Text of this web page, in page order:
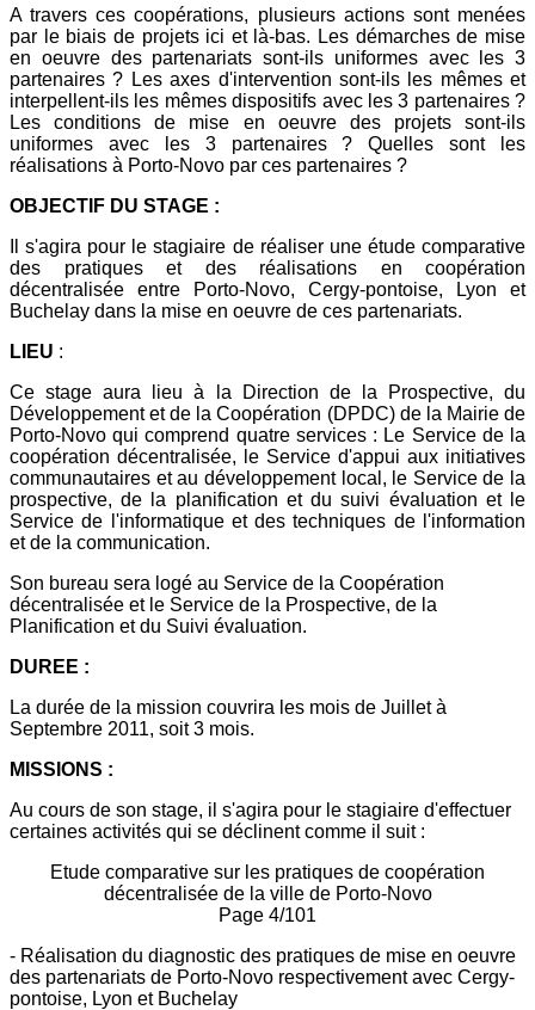
A travers ces coopérations, plusieurs actions sont menées
par le biais de projets ici et là-bas. Les démarches de mise
en oeuvre des partenariats sont-ils uniformes avec les 3
partenaires ? Les axes d'intervention sont-ils les mêmes et
interpellent-ils les mêmes dispositifs avec les 3 partenaires ?
Les conditions de mise en oeuvre des projets sont-ils
uniformes avec les 3 partenaires ? Quelles sont les
réalisations à Porto-Novo par ces partenaires ?
OBJECTIF DU STAGE :
Il s'agira pour le stagiaire de réaliser une étude comparative
des pratiques et des réalisations en coopération
décentralisée entre Porto-Novo, Cergy-pontoise, Lyon et
Buchelay dans la mise en oeuvre de ces partenariats.
LIEU :
Ce stage aura lieu à la Direction de la Prospective, du
Développement et de la Coopération (DPDC) de la Mairie de
Porto-Novo qui comprend quatre services : Le Service de la
coopération décentralisée, le Service d'appui aux initiatives
communautaires et au développement local, le Service de la
prospective, de la planification et du suivi évaluation et le
Service de l'informatique et des techniques de l'information
et de la communication.
Son bureau sera logé au Service de la Coopération
décentralisée et le Service de la Prospective, de la
Planification et du Suivi évaluation.
DUREE :
La durée de la mission couvrira les mois de Juillet à
Septembre 2011, soit 3 mois.
MISSIONS :
Au cours de son stage, il s'agira pour le stagiaire d'effectuer
certaines activités qui se déclinent comme il suit :
Etude comparative sur les pratiques de coopération
décentralisée de la ville de Porto-Novo
Page 4/101
- Réalisation du diagnostic des pratiques de mise en oeuvre
des partenariats de Porto-Novo respectivement avec Cergy-
pontoise, Lyon et Buchelay